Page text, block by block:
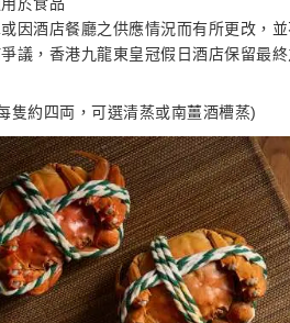
因酒店餐廳之供應情況而有所更改，
議，香港九龍東皇冠假日酒店保留最
隻約四両，可選清蒸或南薑酒槽蒸)